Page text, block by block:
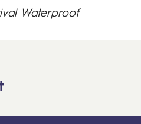
Waterproof